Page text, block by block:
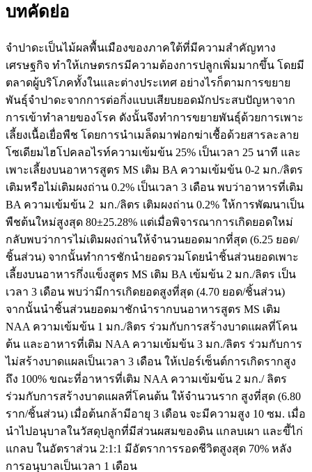
บทคัดย่อ
จำปาดะเป็นไม้ผลพื้นเมืองของภาคใต้ที่มีความสำคัญทาง
เศรษฐกิจ ทำให้เกษตรกรมีความต้องการปลูกเพิ่มมากขึ้น โดยมี
ตลาดผู้บริโภคทั้งในและต่างประเทศ อย่างไรก็ตามการขยาย
พันธุ์จำปาดะจากการต่อกิ่งแบบเสียบยอดมักประสบปัญหาจาก
การเข้าทำลายของโรค ดังนั้นจึงทำการขยายพันธุ์ด้วยการเพาะ
เลี้ยงเนื้อเยื่อพืช โดยการนำเมล็ดมาฟอกฆ่าเชื้อด้วยสารละลาย
โซเดียมไฮโปคลอไรท์ความเข้มข้น 25% เป็นเวลา 25 นาที และ
เพาะเลี้ยงบนอาหารสูตร MS เติม BA ความเข้มข้น 0-2 มก./ลิตร
เติมหรือไม่เติมผงถ่าน 0.2% เป็นเวลา 3 เดือน พบว่าอาหารที่เติม
BA ความเข้มข้น 2 มก./ลิตร เติมผงถ่าน 0.2% ให้การพัฒนาเป็น
พืชต้นใหม่สูงสุด 80±25.28% แต่เมื่อพิจารณาการเกิดยอดใหม่
กลับพบว่าการไม่เติมผงถ่านให้จำนวนยอดมากที่สุด (6.25 ยอด/
ชิ้นส่วน) จากนั้นทำการชักนำยอดรวมโดยนำชิ้นส่วนยอดเพาะ
เลี้ยงบนอาหารกึ่งแข็งสูตร MS เติม BA เข้มข้น 2 มก./ลิตร เป็น
เวลา 3 เดือน พบว่ามีการเกิดยอดสูงที่สุด (4.70 ยอด/ชิ้นส่วน)
จากนั้นนำชิ้นส่วนยอดมาชักนำรากบนอาหารสูตร MS เติม
NAA ความเข้มข้น 1 มก./ลิตร ร่วมกับการสร้างบาดแผลที่โคน
ต้น และอาหารที่เติม NAA ความเข้มข้น 3 มก./ลิตร ร่วมกับการ
ไม่สร้างบาดแผลเป็นเวลา 3 เดือน ให้เปอร์เซ็นต์การเกิดรากสูง
ถึง 100% ขณะที่อาหารที่เติม NAA ความเข้มข้น 2 มก./ ลิตร
ร่วมกับการสร้างบาดแผลที่โคนต้น ให้จำนวนราก สูงที่สุด (6.80
ราก/ชิ้นส่วน) เมื่อต้นกล้ามีอายุ 3 เดือน จะมีความสูง 10 ซม. เมื่อ
นำไปอนุบาลในวัสดุปลูกที่มีส่วนผสมของดิน แกลบเผา และขี้ไก่
แกลบ ในอัตราส่วน 2:1:1 มีอัตราการรอดชีวิตสูงสุด 70% หลัง
การอนุบาลเป็นเวลา 1 เดือน